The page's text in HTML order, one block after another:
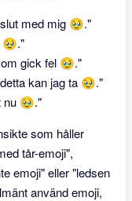
med mig 🥹."
🥹."
gick fel 🥹."
kan jag ta 🥹."
nu 🥹."
som håller
tår-emoji",
emoji" eller "ledsen
använd emoji,